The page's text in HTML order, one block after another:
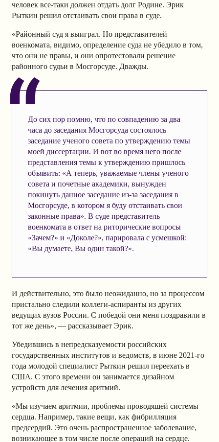
человек все-таки должен отдать долг Родине. Эрик
Рыткин решил отстаивать свои права в суде.
«Районный суд я выиграл. Но представителей
военкомата, видимо, определение суда не убедило в том,
что они не правы, и они опротестовали решение
районного судьи в Мосгорсуде. Дважды.
До сих пор помню, что по совпадению за два
часа до заседания Мосгорсуда состоялось
заседание ученого совета по утверждению темы
моей диссертации. И вот во время него после
представления темы к утверждению пришлось
объявить: «А теперь, уважаемые члены ученого
совета и почетные академики, вынужден
покинуть данное заседание из-за заседания в
Мосгорсуде, в котором я буду отстаивать свои
законные права». В суде представитель
военкомата в ответ на риторические вопросы
«Зачем?» и «Доколе?», парировала с усмешкой:
«Вы думаете, Вы один такой?».
И действительно, это было неожиданно, но за процессом
пристально следили коллеги-аспиранты из других
ведущих вузов России. С победой они меня поздравили в
тот же день», — рассказывает Эрик.
Убедившись в непредсказуемости российских
государственных институтов и ведомств, в июне 2021-го
года молодой специалист Рыткин решил переехать в
США. С этого времени он занимается дизайном
устройств для лечения аритмий.
«Мы изучаем аритмии, проблемы проводящей системы
сердца. Например, такие вещи, как фибрилляция
предсердий. Это очень распространенное заболевание,
возникающее в том числе после операций на сердце.